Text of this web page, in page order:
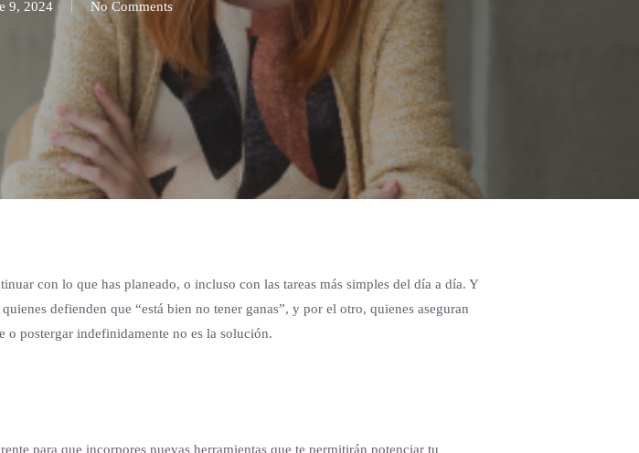
9, 2024 No Comments
con lo que has planeado, o incluso con las tareas más simples del día a día. Y
defienden que “está bien no tener ganas”, y por el otro, quienes aseguran
o postergar indefinidamente no es la solución.
para que incorpores nuevas herramientas que te permitirán potenciar tu